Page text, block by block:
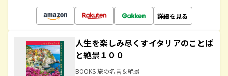
詳細を見る
人生を楽しみ尽くすイタリアのことば
と絶景１００
BOOKS 旅の名言＆絶景